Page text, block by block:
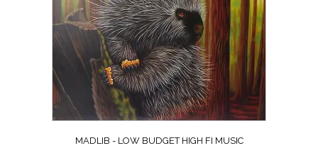
MADLIB ‎- LOW BUDGET HIGH FI MUSIC